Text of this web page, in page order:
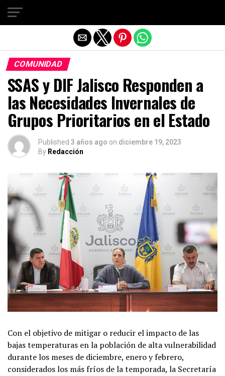
COMUNIDAD
SSAS y DIF Jalisco Responden a
las Necesidades Invernales de
Grupos Prioritarios en el Estado
Published 3 años ago on diciembre 19, 2023
By Redacción
Con el objetivo de mitigar o reducir el impacto de las
bajas temperaturas en la población de alta vulnerabilidad
durante los meses de diciembre, enero y febrero,
considerados los más fríos de la temporada, la Secretaría